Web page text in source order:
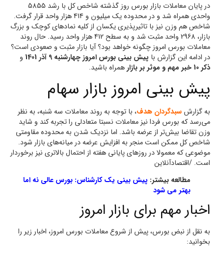
در پایان معاملات بازار بورس روز گذشته شاخص کل با رشد 5855
واحدی همراه شد و در محدوده یک میلیون و 414 هزار واحد قرار گرفت.
شاخص هم وزن نیز با تاثیرپذیری یکسان از کلیه نمادهای کوچک و بزرگ
بازار، 2968 واحد مثبت شد و به سطح 412 هزار واحد رسید. حال روند
معاملات بورس امروز چگونه خواهد بود؟ آیا بازار مثبت و صعودی است؟
در ادامه این گزارش با پیش بینی بورس امروز چهارشنبه 9 آذر 1401
و
ذکر 10 خبر مهم و موثر بر بازار
همراه باشید.
پیش بینی امروز بازار سهام
به گزارش سبدگردان هدف، با توجه به روند معاملات سه شنبه، به نظر
می‌رسد که بورس فردا نیز معاملات نسبتا متعادلی را تجربه کند و شاید
وزن تقاضا بیش‌تر از عرضه باشد. اما نزدیک شدن به محدوده مقاومتی
شاخص کل ممکن است منجر به افزایش عرضه در میانه‌های بازار شود.
موضوعی که معمولا در روز‌های پایانی هفته از احتمال بالاتری نیز برخوردار
است. /اقتصادآنلاین
مطالعه بیشتر: پیش بینی یک کارشناس: بورس عالی نه اما
بهتر می شود
اخبار مهم برای بازار امروز
به نقل از نبض بورس، پیش از شروع معاملات بورس امروز، اخبار زیر را
بخوانید: